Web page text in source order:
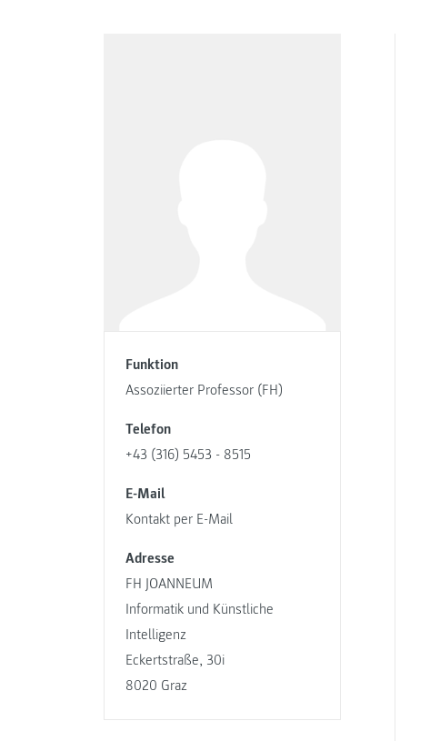
Funktion
Assoziierter Professor (FH)
Telefon
+43 (316) 5453 - 8515
E-Mail
Kontakt per E-Mail
Adresse
FH JOANNEUM
Informatik und Künstliche
Intelligenz
Eckertstraße, 30i
8020 Graz